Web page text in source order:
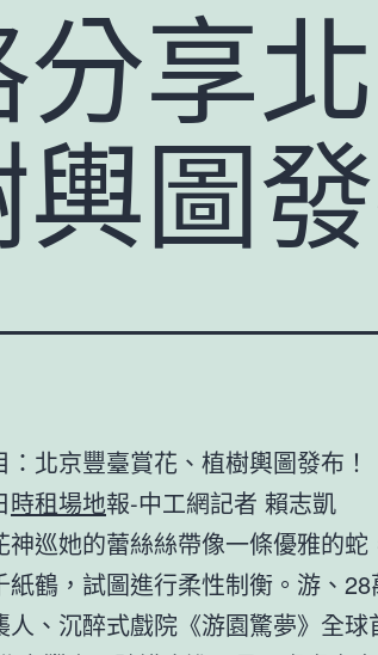
享
圖發
：北京豐臺賞花、植樹輿圖發布！
時租場地報-中工網記者 賴志凱
神巡她的蕾絲絲帶像一條優雅的蛇
紙鶴，試圖進行柔性制衡。游、
人、沉醉式戲院《游園驚夢》全